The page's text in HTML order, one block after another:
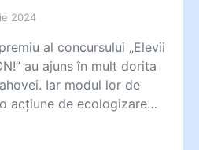
2024
al concursului „Elevii
au ajuns în mult dorita
Iar modul lor de
acțiune de ecologizare…